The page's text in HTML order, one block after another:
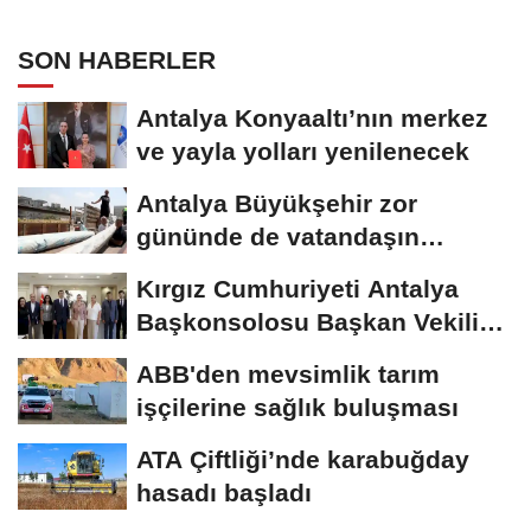
SON HABERLER
Antalya Konyaaltı’nın merkez
ve yayla yolları yenilenecek
Antalya Büyükşehir zor
gününde de vatandaşın
Kırgız Cumhuriyeti Antalya
Başkonsolosu Başkan Vekili
ABB'den mevsimlik tarım
işçilerine sağlık buluşması
ATA Çiftliği’nde karabuğday
hasadı başladı